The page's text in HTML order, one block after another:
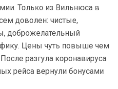
Только из Вильнюса в
доволен: чистые,
доброжелательный
Цены чуть повыше чем
разгула коронавируса
рейса вернули бонусами